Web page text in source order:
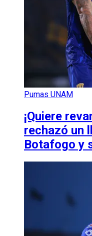
Pumas UNAM
¡Quiere
rechazó un
Botafogo y